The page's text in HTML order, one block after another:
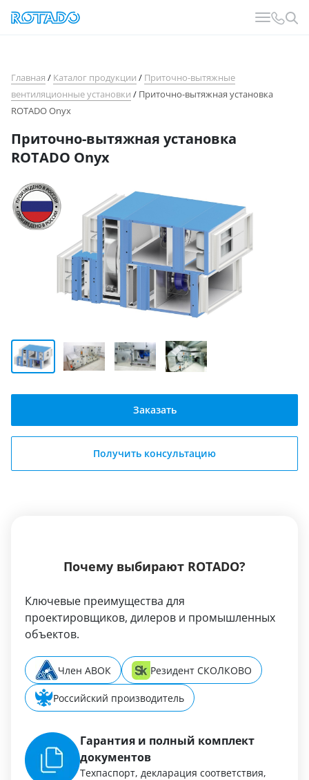
Главная / Каталог продукции / Приточно-вытяжные
вентиляционные установки / Приточно-вытяжная установка
ROTADO Onyx
Приточно-вытяжная установка
ROTADO Onyx
Заказать
Получить консультацию
Почему выбирают ROTADO?
Ключевые преимущества для
проектировщиков, дилеров и промышленных
объектов.
Член АВОК Резидент СКОЛКОВО
Российский производитель
Гарантия и полный комплект
документов
Техпаспорт, декларация соответствия,